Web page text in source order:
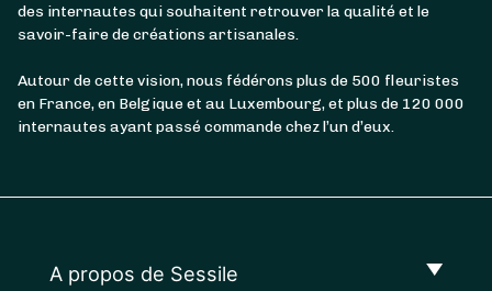
des internautes qui souhaitent retrouver la qualité et le
savoir-faire de créations artisanales.
Autour de cette vision, nous fédérons plus de 500 fleuristes
en France, en Belgique et au Luxembourg, et plus de 120 000
internautes ayant passé commande chez l’un d’eux.
A propos de Sessile